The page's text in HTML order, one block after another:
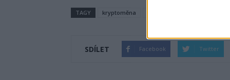
TAGY kryptoměna
SDÍLET Facebook Twitter